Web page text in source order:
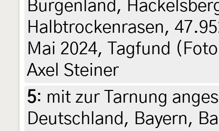
Burgenland,
Halbtrockenrasen,
Mai 2024, Tagfund
Axel Steiner
5: mit zur Tarnung
Deutschland, Bayern,